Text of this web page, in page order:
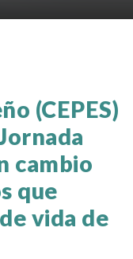
LA
(CEPES)
cambio
que
vida de